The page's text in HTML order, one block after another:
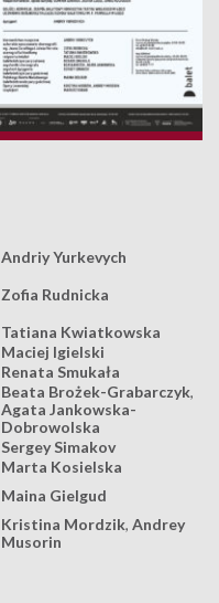
Andriy Yurkevych
Zofia Rudnicka
Tatiana Kwiatkowska
Maciej Igielski
Renata Smukała
Beata Brożek-Grabarczyk,
Agata Jankowska-
Dobrowolska
Sergey Simakov
Marta Kosielska
Maina Gielgud
Kristina Mordzik, Andrey
Musorin